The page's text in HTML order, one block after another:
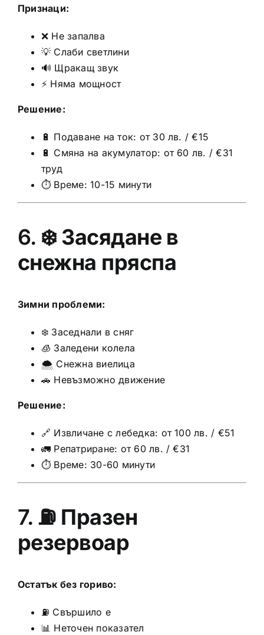
Признаци:
❌ Не запалва
💡 Слаби светлини
🔊 Щракащ звук
⚡ Няма мощност
Решение:
🔋 Подаване на ток: от 30 лв. / €15
🔋 Смяна на акумулатор: от 60 лв. / €31
труд
⏱️ Време: 10-15 минути
6. ❄️Засядане в
снежна пряспа
Зимни проблеми:
❄️ Заседнали в сняг
🧊 Заледени колела
🌨️ Снежна виелица
🚗 Невъзможно движение
Решение:
🔗 Извличане с лебедка: от 100 лв. / €51
🚛 Репатриране: от 60 лв. / €31
⏱️ Време: 30-60 минути
7. ⛽ Празен
резервоар
Остатък без гориво:
⛽ Свършило е
📊 Неточен показател